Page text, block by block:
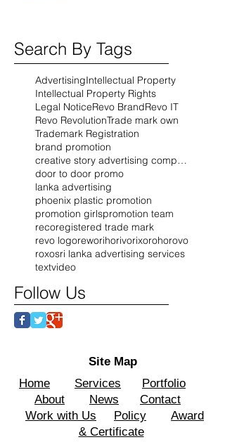
Search By Tags
AdvertisingIntellectual Property
Intellectual Property Rights
Legal NoticeRevo BrandRevo IT
Revo RevolutionTrade mark own
Trademark Registration
brand promotion
creative story advertising company
door to door promo
lanka advertising
phoenix plastic promotion
promotion girlspromotion team
recoregistered trade mark
revo logoreworihorivorixorohorovo
roxosri lanka advertising services
textvideo
Follow Us
Site Map
Home
Services
Portfolio
About
News
Contact
Work with Us
Policy
Award
& Certificate